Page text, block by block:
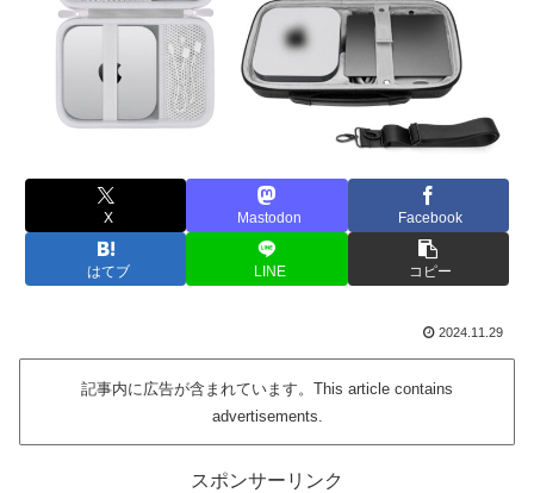
X Mastodon Facebook
はてブ LINE コピー
2024.11.29
記事内に広告が含まれています。This article contains
advertisements.
スポンサーリンク